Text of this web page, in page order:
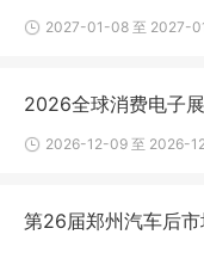
2027-01-08 至 2027-
2026全球消费电子
2026-12-09 至 2026-
第26届郑州汽车后